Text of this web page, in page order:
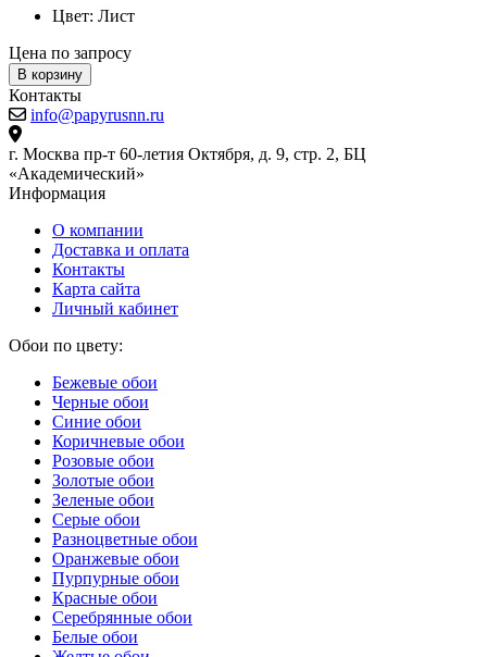
Цвет: Лист
Цена по запросу
В корзину
Контакты
info@papyrusnn.ru
г. Москва пр-т 60-летия Октября, д. 9, стр. 2, БЦ
«Академический»
Информация
О компании
Доставка и оплата
Контакты
Карта сайта
Личный кабинет
Обои по цвету:
Бежевые обои
Черные обои
Синие обои
Коричневые обои
Розовые обои
Золотые обои
Зеленые обои
Серые обои
Разноцветные обои
Оранжевые обои
Пурпурные обои
Красные обои
Серебрянные обои
Белые обои